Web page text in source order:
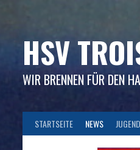
HSV
WIR BRENNEN FÜR DEN
STARTSEITE NEWS JUGEND